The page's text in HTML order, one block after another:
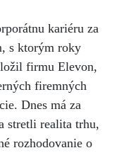
kariéru za
s ktorým roky
firmu Elevon,
firemných
Dnes má za
stretli realita trhu,
rozhodovanie o